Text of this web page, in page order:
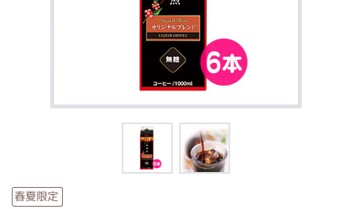
春夏限定